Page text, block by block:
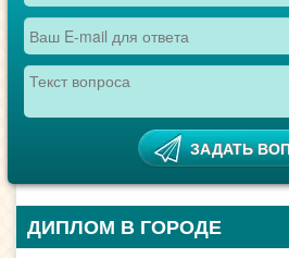
ДИПЛОМ В ГОРОДЕ